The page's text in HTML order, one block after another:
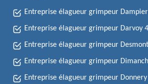
Entreprise élagueur grimpeur
Entreprise élagueur grimpeur Darvoy
Entreprise élagueur grimpeur
Entreprise élagueur grimpeur
Entreprise élagueur grimpeur